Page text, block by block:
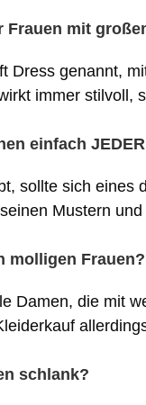
Frauen mit
Dress genannt,
immer stilvoll,
einfach
sollte sich eines
Mustern
molligen Frauen?
Damen, die mit
schlank?